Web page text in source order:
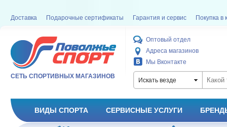
Доставка Подарочные сертификаты Гарантия и сервис Покупка в
СЕТЬ СПОРТИВНЫХ МАГАЗИНОВ
Оптовый отдел
Адреса магазинов
Мы Вконтакте
Искать везде
ВИДЫ СПОРТА СЕРВИСНЫЕ УСЛУГИ